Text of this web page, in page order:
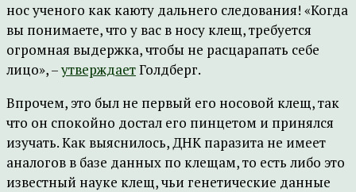
нос ученого как каюту дальнего следования! «Когда
вы понимаете, что у вас в носу клещ, требуется
огромная выдержка, чтобы не расцарапать себе
лицо», –утверждаетГолдберг.
Впрочем, это был не первый его носовой клещ, так
что он спокойно достал его пинцетом и принялся
изучать. Как выяснилось, ДНК паразита не имеет
аналогов в базе данных по клещам, то есть либо это
известный науке клещ, чьи генетические данные